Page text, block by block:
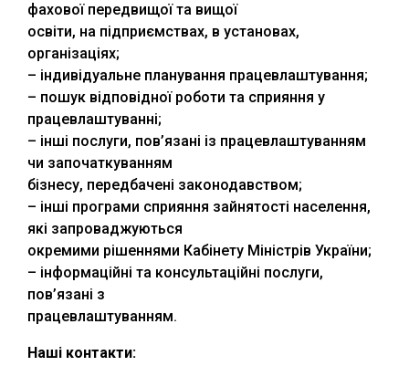
фахової передвищої та вищої
освіти, на підприємствах, в установах,
організаціях;
– індивідуальне планування працевлаштування;
– пошук відповідної роботи та сприяння у
працевлаштуванні;
– інші послуги, пов’язані із працевлаштуванням
чи започаткуванням
бізнесу, передбачені законодавством;
– інші програми сприяння зайнятості населення,
які запроваджуються
окремими рішеннями Кабінету Міністрів України;
– інформаційні та консультаційні послуги,
пов’язані з
працевлаштуванням.
Наші контакти: